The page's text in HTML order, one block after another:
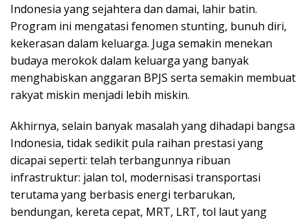
Indonesia yang sejahtera dan damai, lahir batin.
Program ini mengatasi fenomen stunting, bunuh diri,
kekerasan dalam keluarga. Juga semakin menekan
budaya merokok dalam keluarga yang banyak
menghabiskan anggaran BPJS serta semakin membuat
rakyat miskin menjadi lebih miskin.
Akhirnya, selain banyak masalah yang dihadapi bangsa
Indonesia, tidak sedikit pula raihan prestasi yang
dicapai seperti: telah terbangunnya ribuan
infrastruktur: jalan tol, modernisasi transportasi
terutama yang berbasis energi terbarukan,
bendungan, kereta cepat, MRT, LRT, tol laut yang